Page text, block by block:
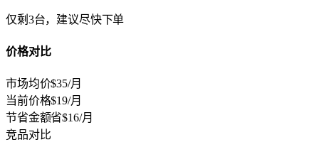
仅剩3台，建议尽快下单
价格对比
市场均价$35/月
当前价格$19/月
节省金额省$16/月
竞品对比